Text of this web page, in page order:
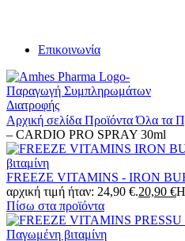
Επικοινωνία
Αρχική σελίδα ΠροϊόνταΌλα τα
– CARDIO PRO SPRAY 30ml
FREEZE VITAMINS - IRON
αρχική τιμή ήταν: 24,90 €.20,90 €Η
Πίσω στα προϊόντα